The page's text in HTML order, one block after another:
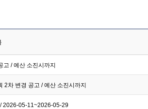
/ 예산 소진시까지
2차 변경 공고 / 예산 소진시까지
2026-05-11~2026-05-29